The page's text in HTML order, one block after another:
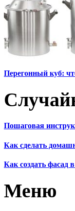
Перегонный куб:
Пошаговая
Как сделать
Как создать фасад
Меню